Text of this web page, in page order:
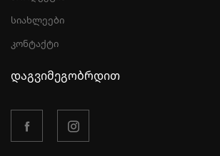
სიახლეები
კონტაქტი
დაგვიმეგობრდით